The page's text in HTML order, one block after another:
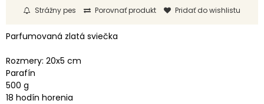
Strážny pes Porovnať produkt Pridať do wishlistu
Parfumovaná zlatá sviečka
Rozmery: 20x5 cm
Parafín
500 g
18 hodín horenia